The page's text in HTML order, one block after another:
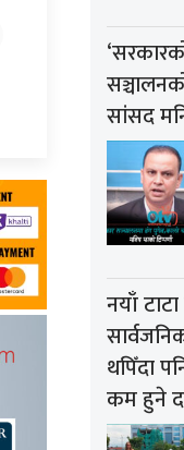
सांसद
नयाँ
थपिँदा
कम हुने